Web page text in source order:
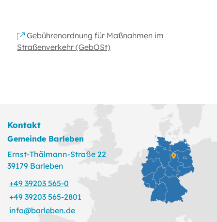
Gebührenordnung für Maßnahmen im
Straßenverkehr (GebOSt)
Kontakt
Gemeinde Barleben
Ernst-Thälmann-Straße 22
39179 Barleben
+49 39203 565-0
+49 39203 565-2801
info@barleben.de